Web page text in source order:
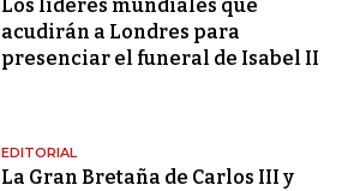
Los líderes mundiales que
acudirán a Londres para
presenciar el funeral de Isabel II
EDITORIAL
La Gran Bretaña de Carlos III y